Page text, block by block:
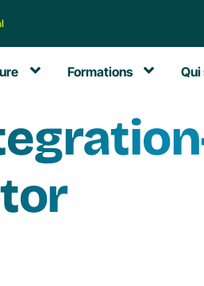
Formations Qui